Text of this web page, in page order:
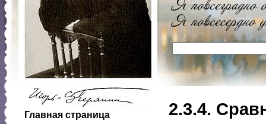
Главная страница
2.3.4.